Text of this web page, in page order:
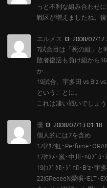
っと不利な組み合わせ
戦区が増えましたね。
エルメス
2008/07/12
7試合目は「死の組」と
敗者復活も負け組から
か…
19試合、宇多田 vs B’z
ということに。
これは凄い戦いでしょう
優
2008/07/13 01:18
個人的には7を含め
12(ｱｸｱ虹･Perfume･
17(ｹﾂﾒ･嵐･中川･ﾊﾛﾌﾟﾛ･
19(ｺﾌﾞｸﾛ･ｼﾞｪﾛ･B’z･宇
22(GReeeeN愛唄･ELT･